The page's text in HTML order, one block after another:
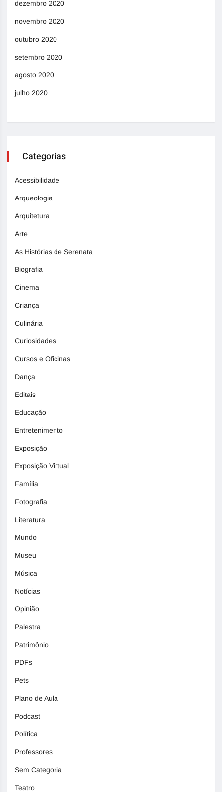
dezembro 2020
novembro 2020
outubro 2020
setembro 2020
agosto 2020
julho 2020
Categorias
Acessibilidade
Arqueologia
Arquitetura
Arte
As Histórias de Serenata
Biografia
Cinema
Criança
Culinária
Curiosidades
Cursos e Oficinas
Dança
Editais
Educação
Entretenimento
Exposição
Exposição Virtual
Família
Fotografia
Literatura
Mundo
Museu
Música
Notícias
Opinião
Palestra
Patrimônio
PDFs
Pets
Plano de Aula
Podcast
Política
Professores
Sem Categoria
Teatro